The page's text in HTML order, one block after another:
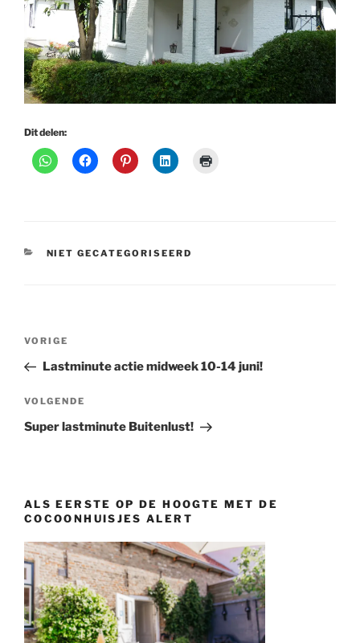
Dit delen:
CATEGORIEËN
NIET GECATEGORISEERD
Bericht
Vorig
bericht
VORIGE
Lastminute actie midweek 10-14 juni!
Volgend
bericht
VOLGENDE
Super lastminute Buitenlust!
ALS EERSTE OP DE HOOGTE MET DE
COCOONHUISJES ALERT